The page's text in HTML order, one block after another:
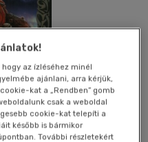
az ízléséhez minél
ajánlani, arra kérjük,
kat a „Rendben” gomb
csak a weboldal
cookie-kat telepíti a
később is bármikor
További részletekért